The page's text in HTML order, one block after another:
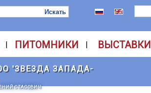
| ПИТОМНИКИ | ВЫСТАВКИ
'ЗВЕЗДА ЗАПАДА-
СТАСОВИЧ